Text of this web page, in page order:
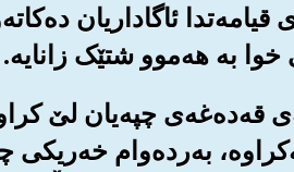
ئاگاداریان
خوا به هه‌موو شتێک زانایه‌.
قه‌ده‌غه‌ی چپه‌یان لێ
به‌رده‌وام خه‌ریکی